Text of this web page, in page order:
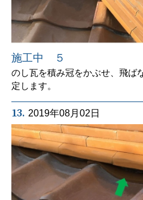
施工中 ５
のし瓦を積み冠をかぶせ、飛ば
定します。
13. 2019年08月02日